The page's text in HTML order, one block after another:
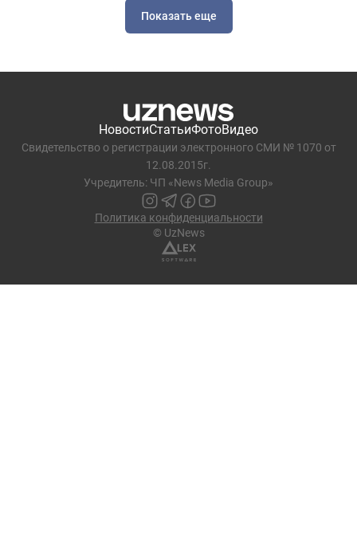
Показать еще
НовостиСтатьиФотоВидео
Свидетельство о регистрации электронного СМИ № 1070 от
12.08.2015г.
Учредитель: ЧП «News Media Group»
Политика конфиденциальности
© UzNews